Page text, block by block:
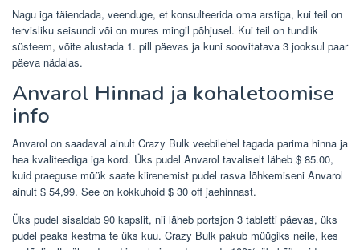
Nagu iga täiendada, veenduge, et konsulteerida oma arstiga, kui teil on
tervisliku seisundi või on mures mingil põhjusel. Kui teil on tundlik
süsteem, võite alustada 1. pill päevas ja kuni soovitatava 3 jooksul paar
päeva nädalas.
Anvarol Hinnad ja kohaletoomise
info
Anvarol on saadaval ainult Crazy Bulk veebilehel tagada parima hinna ja
hea kvaliteediga iga kord. Üks pudel Anvarol tavaliselt läheb $ 85.00,
kuid praeguse müük saate kiirenemist pudel rasva lõhkemiseni Anvarol
ainult $ 54,99. See on kokkuhoid $ 30 off jaehinnast.
Üks pudel sisaldab 90 kapslit, nii läheb portsjon 3 tabletti päevas, üks
pudel peaks kestma te üks kuu. Crazy Bulk pakub müügiks neile, kes